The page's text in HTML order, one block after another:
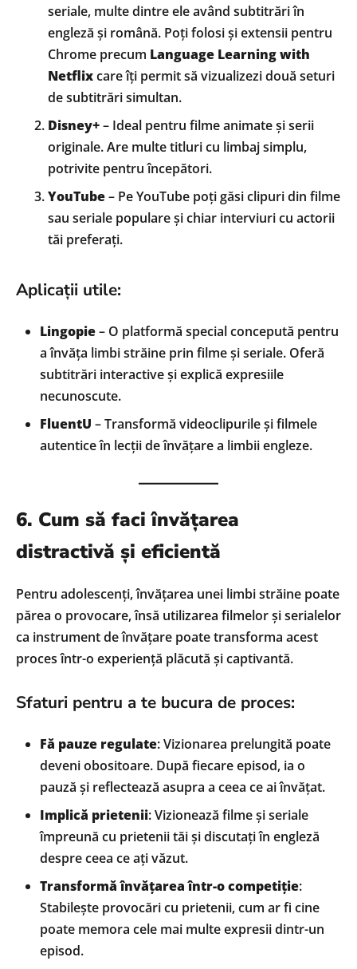
seriale, multe dintre ele având subtitrări în
engleză și română. Poți folosi și extensii pentru
Chrome precum Language Learning with
Netflixcare îți permit să vizualizezi două seturi
de subtitrări simultan.
Disney+– Ideal pentru filme animate și serii
originale. Are multe titluri cu limbaj simplu,
potrivite pentru începători.
YouTube– Pe YouTube poți găsi clipuri din filme
sau seriale populare și chiar interviuri cu actorii
tăi preferați.
Aplicații utile:
Lingopie– O platformă special concepută pentru
a învăța limbi străine prin filme și seriale. Oferă
subtitrări interactive și explică expresiile
necunoscute.
FluentU – Transformă videoclipurile și filmele
autentice în lecții de învățare a limbii engleze.
6. Cum să faci învățarea
distractivă și eficientă
Pentru adolescenți, învățarea unei limbi străine poate
părea o provocare, însă utilizarea filmelor și serialelor
ca instrument de învățare poate transforma acest
proces într-o experiență plăcută și captivantă.
Sfaturi pentru a te bucura de proces:
Fă pauze regulate: Vizionarea prelungită poate
deveni obositoare. După fiecare episod, ia o
pauză și reflectează asupra a ceea ce ai învățat.
Implică prietenii: Vizionează filme și seriale
împreună cu prietenii tăi și discutați în engleză
despre ceea ce ați văzut.
Transformă învățarea într-o competiție:
Stabilește provocări cu prietenii, cum ar fi cine
poate memora cele mai multe expresii dintr-un
episod.